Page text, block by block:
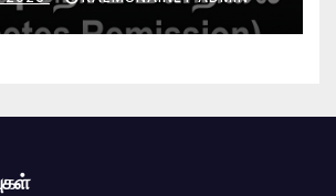
வெற்றிகரமாக ஆரம்பம்